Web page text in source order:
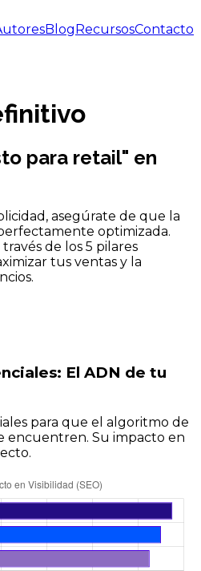
BlogRecursosContacto
para retail" en
asegúrate de que la
optimizada.
de los 5 pilares
tus ventas y la
El ADN de tu
para que el algoritmo de
encuentren. Su impacto en